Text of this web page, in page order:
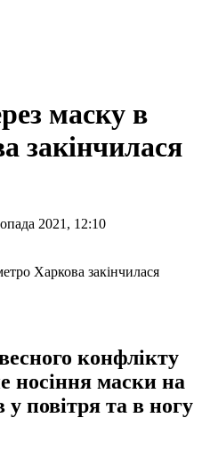
маску в
закінчилася
2021, 12:10
конфлікту
носіння маски на
у повітря та в ногу